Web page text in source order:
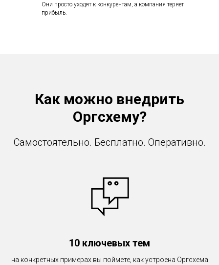
Они просто уходят к конкурентам, а компания теряет
прибыль.
Как можно внедрить
Оргсхему?
Самостоятельно. Бесплатно. Оперативно.
10 ключевых тем
на конкретных примерах вы поймете, как устроена Оргсхема